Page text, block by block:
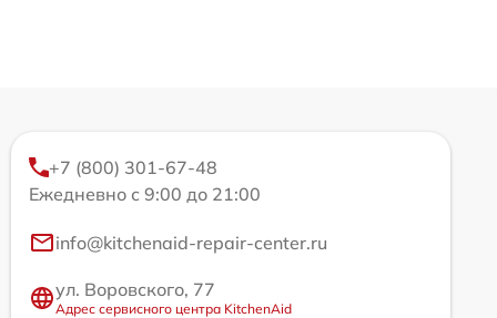
+7 (800) 301-67-48
Ежедневно с 9:00 до 21:00
info@kitchenaid-repair-center.ru
ул. Воровского, 77
Адрес сервисного центра KitchenAid